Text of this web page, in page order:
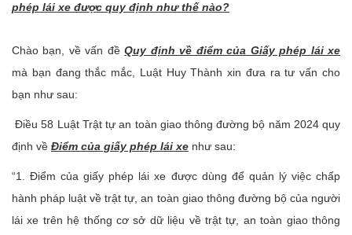
phép lái xe được quy định như thế nào?
Chào bạn, về vấn đềQuy định về điểm của Giấy phép lái xe
mà bạn đang thắc mắc, Luật Huy Thành xin đưa ra tư vấn cho
bạn như sau:
Điều 58 Luật Trật tự an toàn giao thông đường bộ năm 2024 quy
định về Điểm của giấy phép lái xe như sau:
“1. Điểm của giấy phép lái xe được dùng để quản lý việc chấp
hành pháp luật về trật tự, an toàn giao thông đường bộ của người
lái xe trên hệ thống cơ sở dữ liệu về trật tự, an toàn giao thông